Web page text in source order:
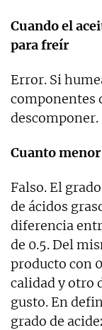
Cuando el
parafreír
Error. Si
componentes
descomponer.
Cuanto
Falso. El
de ácidos
diferencia
de 0.5. Del
producto con
calidad y otro
gusto. En
grado de